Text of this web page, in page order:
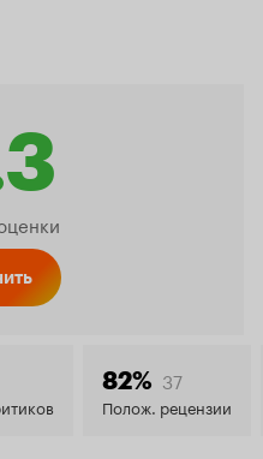
82% 37
Полож. рецензии